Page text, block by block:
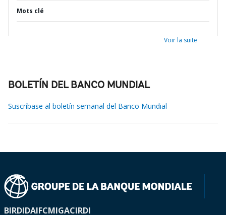
Mots clé
Voir la suite
BOLETÍN DEL BANCO MUNDIAL
Suscríbase al boletín semanal del Banco Mundial
BIRDIDAIFCMIGACIRDI